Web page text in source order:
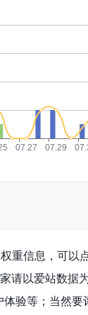
重信息，可以
请以爱站数据
验等；当然